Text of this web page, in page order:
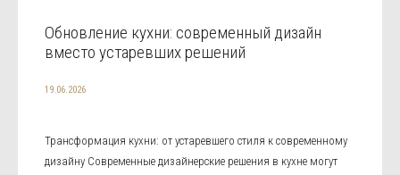
Обновление кухни: современный дизайн
вместо устаревших решений
19.06.2026
Трансформация кухни: от устаревшего стиля к современному
дизайну Современные дизайнерские решения в кухне могут